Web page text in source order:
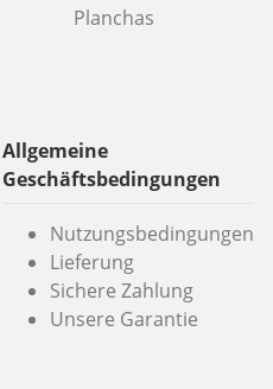
Planchas
Allgemeine
Geschäftsbedingungen
Nutzungsbedingungen
Lieferung
Sichere Zahlung
Unsere Garantie